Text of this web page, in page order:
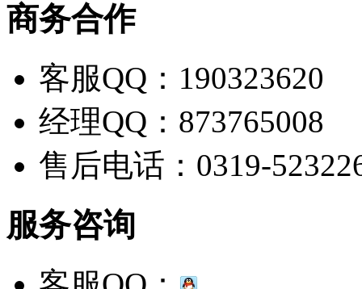
商务合作
客服QQ：190323620
经理QQ：873765008
售后电话：0319-
服务咨询